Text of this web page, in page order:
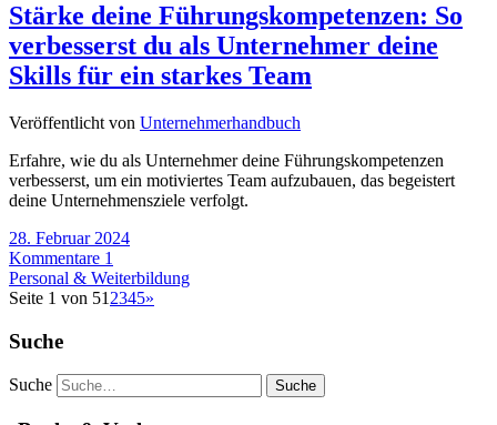
Stärke deine Führungskompetenzen: So
verbesserst du als Unternehmer deine
Skills für ein starkes Team
Veröffentlicht von Unternehmerhandbuch
Erfahre, wie du als Unternehmer deine Führungskompetenzen
verbesserst, um ein motiviertes Team aufzubauen, das begeistert
deine Unternehmensziele verfolgt.
28. Februar 2024
Kommentare 1
Personal & Weiterbildung
Seite 1 von 51 2345»
Suche
Suche